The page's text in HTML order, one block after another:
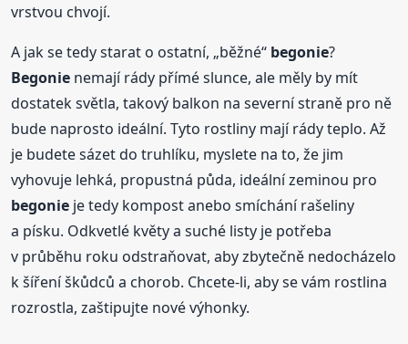
vrstvou chvojí.
A jak se tedy starat o ostatní, „běžné“ begonie?
Begonie nemají rády přímé slunce, ale měly by mít
dostatek světla, takový balkon na severní straně pro ně
bude naprosto ideální. Tyto rostliny mají rády teplo. Až
je budete sázet do truhlíku, myslete na to, že jim
vyhovuje lehká, propustná půda, ideální zeminou pro
begonie je tedy kompost anebo smíchání rašeliny
a písku. Odkvetlé květy a suché listy je potřeba
v průběhu roku odstraňovat, aby zbytečně nedocházelo
k šíření škůdců a chorob. Chcete-li, aby se vám rostlina
rozrostla, zaštipujte nové výhonky.